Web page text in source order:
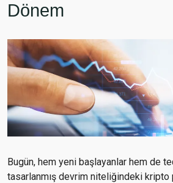
Dönem
Bugün, hem yeni başlayanlar hem de
tasarlanmış devrim niteliğindeki